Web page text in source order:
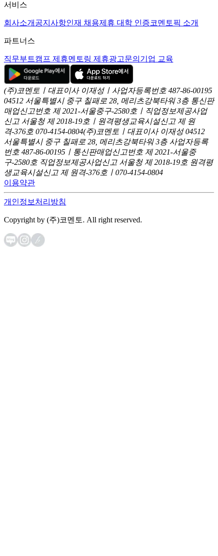
서비스
회사소개 공지사항인재 채용제휴 대학 인증코멘토픽 소개
파트너스
직무부트캠프 제휴멘토링 제휴광고문의 기업 교육
(주)코멘토ㅣ대표이사 이재성ㅣ사업자등록번호 487-86-00195
04512 서울특별시 중구 칠패로 28, 메리츠강북타워 3층 통신판
매업신고번호 제 2021-서울중구-2580호ㅣ직업정보제공사업
신고 서울청 제 2018-19호ㅣ원격평생교육시설신고 제 원
격-376호 070-4154-0804(주)코멘토ㅣ대표이사 이재성 04512
서울특별시 중구 칠패로 28, 메리츠강북타워 3층 사업자등록
번호 487-86-00195ㅣ통신판매업신고번호 제 2021-서울중
구-2580호 직업정보제공사업신고 서울청 제 2018-19호 원격평
생교육시설신고 제 원격-376호ㅣ070-4154-0804
이용약관
개인정보처리방침
Copyright by (주)코멘토. All right reserved.